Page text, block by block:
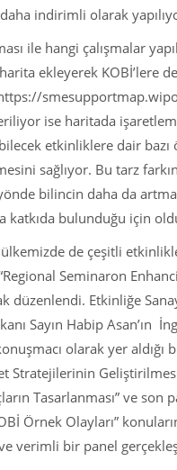
indirimli olarak
ile hangi çalışmalar
ekleyerek KOBİ’lere
ise haritada
etkinliklere dair
sağlıyor. Bu tarz
bilincin daha da
katkıda bulunduğu için
de çeşitli
Seminaron
düzenlendi. Etkinliğe
Sayın Habip Asan’ın
olarak yer
Stratejilerinin
Tasarlanması” ve
Örnek Olayları”
verimli bir panel